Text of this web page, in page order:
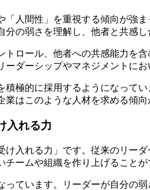
人間性」を重視する傾向が強
の弱さを理解し、他者と共感し
ロール、他者への共感能力を
ダーシップやマネジメントに
極的に採用するようになって
はこのような人材を求める傾向
入れる力
入れる力」です。従来のリー
ームや組織を作り上げることが
ています。リーダーが自分の